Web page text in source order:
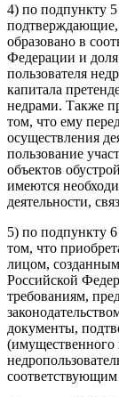
4) по подпункту
подтверждающие,
образовано в
Федерации и
пользователя
капитала
недрами. Также
том, что ему
осуществления
пользование
объектов
имеются
деятельности,
5) по подпункту
том, что
лицом, созданным
Российской
требованиям,
документы,
соответствующим